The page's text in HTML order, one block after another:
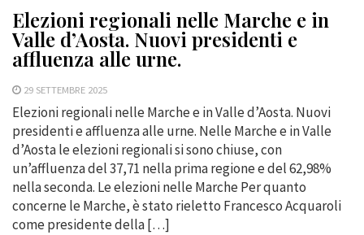
Elezioni regionali nelle Marche e in
Valle d’Aosta. Nuovi presidenti e
affluenza alle urne.
29 SETTEMBRE 2025
Elezioni regionali nelle Marche e in Valle d’Aosta. Nuovi
presidenti e affluenza alle urne. Nelle Marche e in Valle
d’Aosta le elezioni regionali si sono chiuse, con
un’affluenza del 37,71 nella prima regione e del 62,98%
nella seconda. Le elezioni nelle Marche Per quanto
concerne le Marche, è stato rieletto Francesco Acquaroli
come presidente della […]